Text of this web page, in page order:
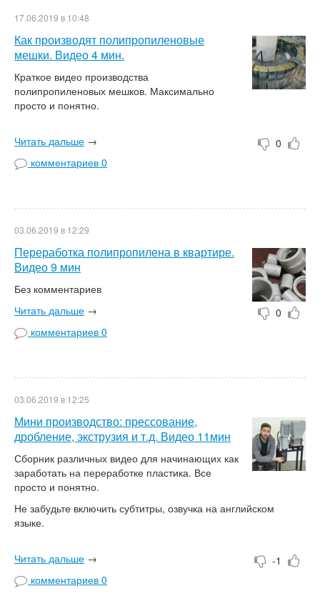
17.06.2019 в 10:48
Как производят полипропиленовые
мешки. Видео 4 мин.
Краткое видео производства
полипропиленовых мешков. Максимально
просто и понятно.
Читать дальше →
0
комментариев 0
03.06.2019 в 12:29
Переработка полипропилена в квартире.
Видео 9 мин
Без комментариев
Читать дальше →
0
комментариев 0
03.06.2019 в 12:25
Мини производство: прессование,
дробление, экструзия и т.д. Видео 11мин
Сборник различных видео для начинающих как
заработать на переработке пластика. Все
просто и понятно.
Не забудьте включить субтитры, озвучка на английском
языке.
Читать дальше →
-1
комментариев 0